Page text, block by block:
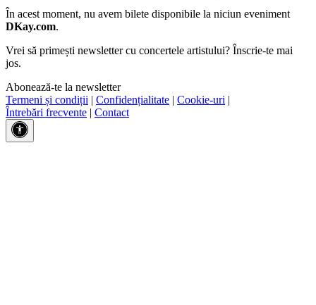
În acest moment, nu avem bilete disponibile la niciun eveniment
DKay.com.
Vrei să primești newsletter cu concertele artistului? Înscrie-te mai
jos.
Abonează-te la newsletter
Termeni și condiții | Confidențialitate | Cookie-uri |
Întrebări frecvente | Contact